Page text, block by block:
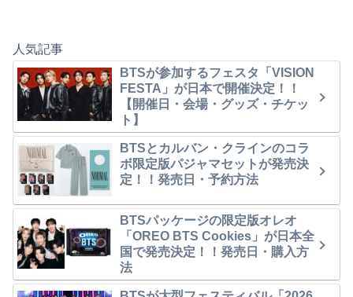
人気記事
BTSが参加するフェスタ「VISION
FESTA」が日本で開催決定！！
【開催日・会場・グッズ・チケッ
ト】
BTSとカルバン・クラインのコラ
ボ限定版パジャマセットが発売決
定！！発売日・予約方法
BTSパッケージの限定版オレオ
「OREO BTS Cookies」が日本全
国で発売決定！！発売日・購入方
法